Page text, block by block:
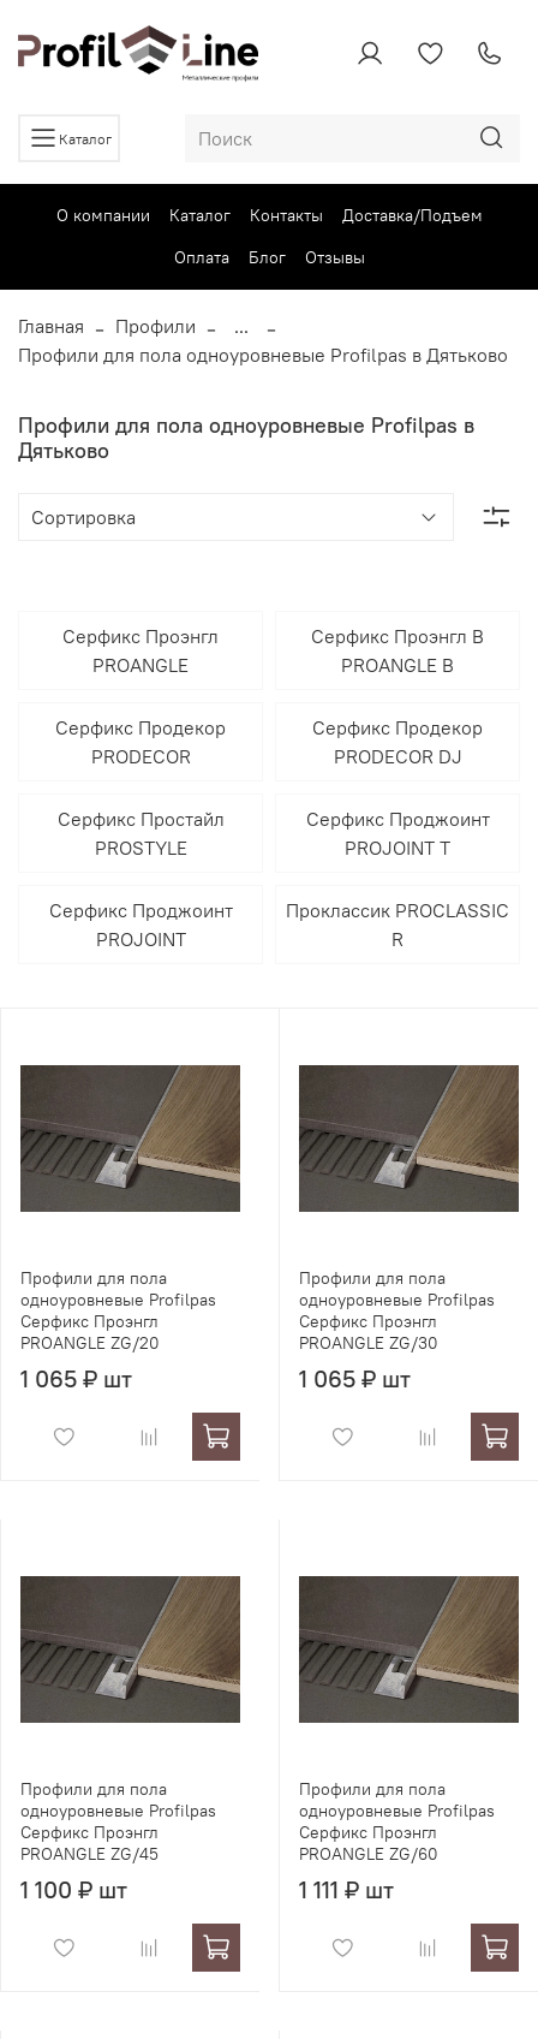
Каталог
О компании Каталог Контакты
Доставка/Подъем
Оплата
Блог Отзывы
Главная Профили
...
Профили для пола одноуровневые Profilpas в Дятьково
Профили для пола одноуровневые Profilpas в
Дятьково
Серфикс Проэнгл
PROANGLE
Серфикс Проэнгл В
PROANGLE B
Серфикс Продекор
PRODECOR
Серфикс Продекор
PRODECOR DJ
Серфикс Простайл
PROSTYLE
Серфикс Проджоинт
PROJOINT T
Серфикс Проджоинт
PROJOINT
Проклассик PROCLASSIC
R
Профили для пола
одноуровневые Profilpas
Серфикс Проэнгл
PROANGLE ZG/20
1 065 ₽ шт
Профили для пола
одноуровневые Profilpas
Серфикс Проэнгл
PROANGLE ZG/30
1 065 ₽ шт
Профили для пола
одноуровневые Profilpas
Серфикс Проэнгл
PROANGLE ZG/45
1 100 ₽ шт
Профили для пола
одноуровневые Profilpas
Серфикс Проэнгл
PROANGLE ZG/60
1 111 ₽ шт